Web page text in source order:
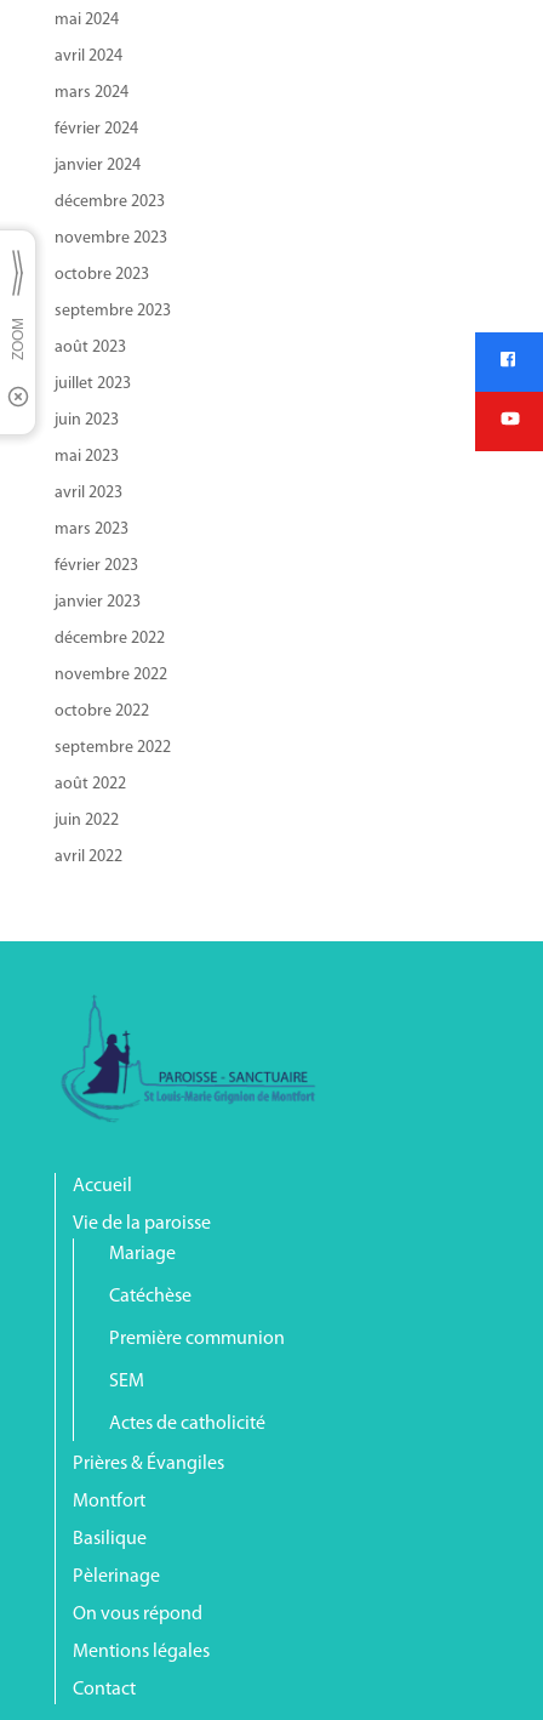
mai 2024
avril 2024
mars 2024
février 2024
janvier 2024
décembre 2023
novembre 2023
octobre 2023
septembre 2023
août 2023
juillet 2023
juin 2023
mai 2023
avril 2023
mars 2023
février 2023
janvier 2023
décembre 2022
novembre 2022
octobre 2022
septembre 2022
août 2022
juin 2022
avril 2022
Accueil
Vie de la paroisse
Mariage
Catéchèse
Première communion
SEM
Actes de catholicité
Prières & Évangiles
Montfort
Basilique
Pèlerinage
On vous répond
Mentions légales
Contact